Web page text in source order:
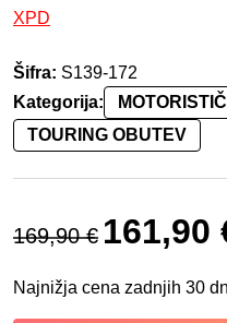
XPD
Šifra: S139-172
Kategorija:
TOURING OBUTEV
169,90€
Izvirna cena je
161,90
Najnižja cena zadnjih 30